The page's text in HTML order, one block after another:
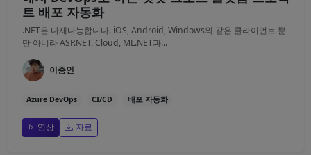
트 배포 자동화
.NET은 다재다능합니다. iOS, Android, Windows와 같은 클라이언트 뿐
만 아니라 ASP.NET, Cloud, ML.NET과...
이종인
Azure DevOps CI/CD 배포 자동화
영상 자료